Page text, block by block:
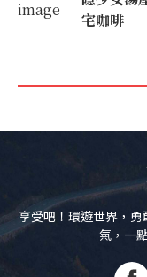
宅咖啡
享受吧！環遊世界，
氣，一